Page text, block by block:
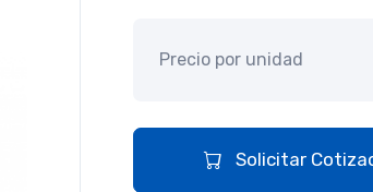
Precio por unidad
Solicitar